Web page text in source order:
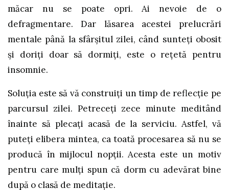
măcar nu se poate opri. Ai nevoie de o
defragmentare. Dar lăsarea acestei prelucrări
mentale până la sfârșitul zilei, când sunteți obosit
și doriți doar să dormiți, este o rețetă pentru
insomnie.
Soluția este să vă construiți un timp de reflecție pe
parcursul zilei. Petreceți zece minute meditând
înainte să plecați acasă de la serviciu. Astfel, vă
puteți elibera mintea, ca toată procesarea să nu se
producă în mijlocul nopții. Acesta este un motiv
pentru care mulți spun că dorm cu adevărat bine
după o clasă de meditație.